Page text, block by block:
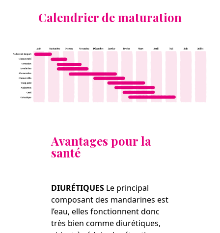
Calendrier de maturation
Avantages pour la
santé
DIURÉTIQUES Le principal
composant des mandarines est
l’eau, elles fonctionnent donc
très bien comme diurétiques,